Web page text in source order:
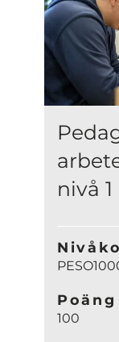
nivå 1
Poäng
100